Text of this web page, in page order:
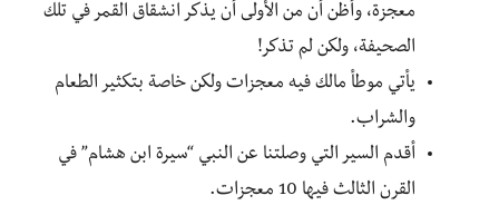
معجزة، وأظن أن من الأولى أن يذكر انشقاق القمر في تلك
الصحيفة، ولكن لم تذكر!
يأتي موطأ مالك فيه معجزات ولكن خاصة بتكثير الطعام
والشراب.
أقدم السير التي وصلتنا عن النبي “سيرة ابن هشام” في
القرن الثالث فيها 10 معجزات.